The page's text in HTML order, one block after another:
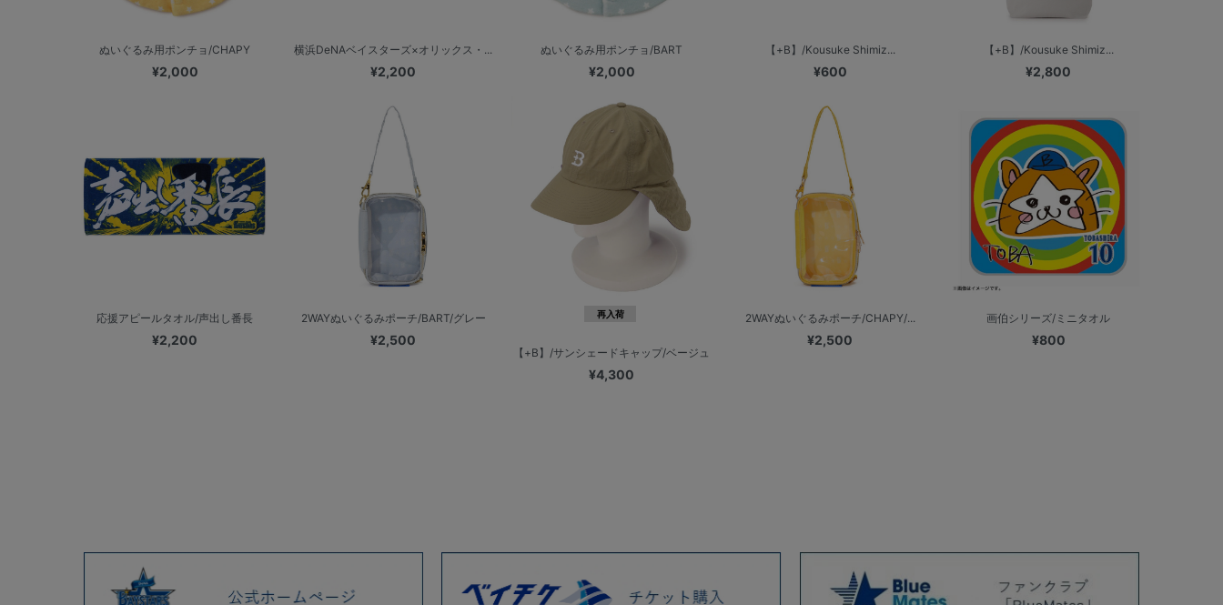
ぬいぐるみ用ポンチョ/CHAPY
¥2,000
横浜DeNAベイスターズ×オリックス・...
¥2,200
ぬいぐるみ用ポンチョ/BART
¥2,000
【+B】/Kousuke Shimiz...
¥600
【+B】/Kousuke Shimiz...
¥2,800
応援アピールタオル/声出し番長
¥2,200
2WAYぬいぐるみポーチ/BART/グレー
¥2,500
再入荷
【+B】/サンシェードキャップ/ベージュ
¥4,300
2WAYぬいぐるみポーチ/CHAPY/...
¥2,500
画伯シリーズ/ミニタオル
¥800